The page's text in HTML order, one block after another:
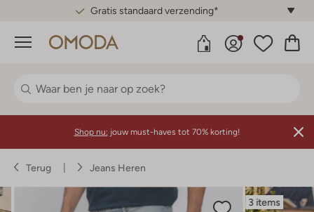
Gratis standaard verzending*
Menu
Shop nu: jouw must-haves tot 70% korting!
Terug Jeans Heren
3 items